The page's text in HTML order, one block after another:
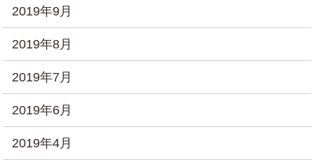
2019年9月
2019年8月
2019年7月
2019年6月
2019年4月